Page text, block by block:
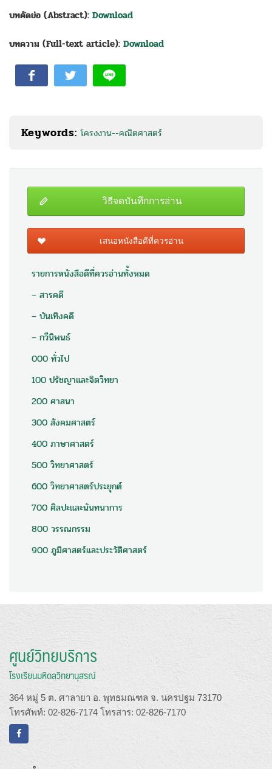
บทคัดย่อ (Abstract): Download
บทความ (Full-text article): Download
Keywords:โครงงาน--คณิตศาสตร์
วิธีจดบันทึกการอ่าน
เสนอหนังสือดีที่ควรอ่าน
รายการหนังสือดีที่ควรอ่านทั้งหมด
– สารคดี
– บันเทิงคดี
– กวีนิพนธ์
000 ทั่วไป
100 ปรัชญาและจิตวิทยา
200 ศาสนา
300 สังคมศาสตร์
400 ภาษาศาสตร์
500 วิทยาศาสตร์
600 วิทยาศาสตร์ประยุกต์
700 ศิลปะและนันทนาการ
800 วรรณกรรม
900 ภูมิศาสตร์และประวัติศาสตร์
ศูนย์วิทยบริการ
โรงเรียนมหิดลวิทยานุสรณ์
364 หมู่ 5 ต. ศาลายา อ. พุทธมณฑล จ. นครปฐม 73170
โทรศัพท์: 02-826-7174 โทรสาร: 02-826-7170